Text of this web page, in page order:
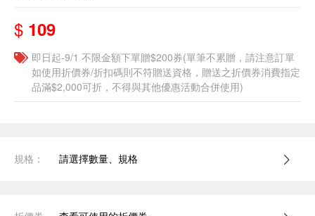
$ 109
即日起-9/1 不限金額下單贈$200券(單筆不累贈，請注意訂單
如使用折價券/折扣碼則不符贈送資格，贈送之折價券消費指定
品滿$2,000可折，不得與其他優惠活動合併使用)
規格： 請選擇數量、規格